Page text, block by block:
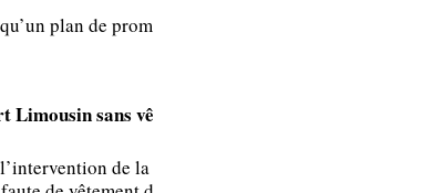
plan de promo APR
sans vêtement
de la